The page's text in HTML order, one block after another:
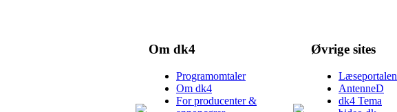
Om dk4
Programomtaler
Om dk4
For producenter &
Øvrige sites
Læseportalen
AntenneD
dk4 Tema